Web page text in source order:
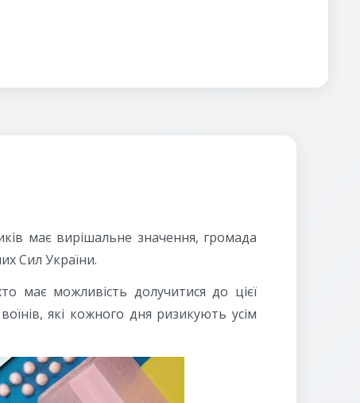
має вирішальне значення, громада
Сил України.
має можливість долучитися до цієї
які кожного дня ризикують усім